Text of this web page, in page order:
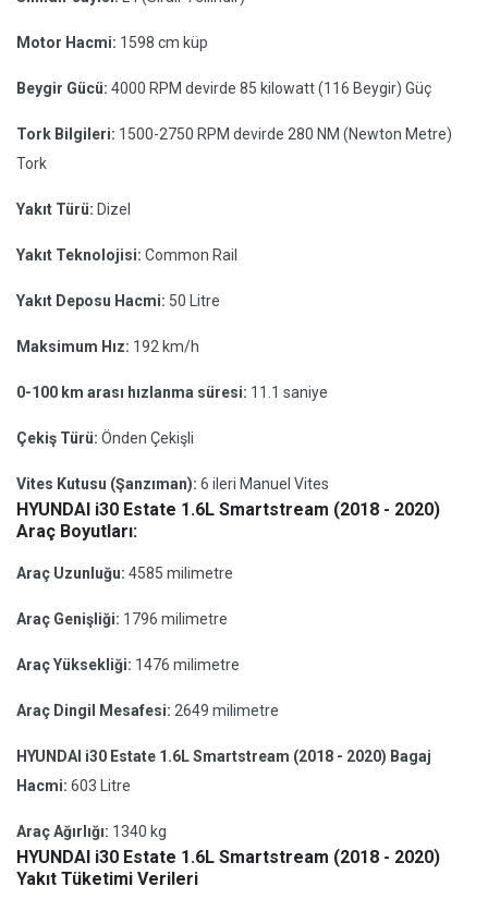
Motor Hacmi: 1598 cm küp
Beygir Gücü: 4000 RPM devirde 85 kilowatt (116 Beygir) Güç
Tork Bilgileri: 1500-2750 RPM devirde 280 NM (Newton Metre)
Tork
Yakıt Türü: Dizel
Yakıt Teknolojisi: Common Rail
Yakıt Deposu Hacmi: 50 Litre
Maksimum Hız: 192 km/h
0-100 km arası hızlanma süresi: 11.1 saniye
Çekiş Türü: Önden Çekişli
Vites Kutusu (Şanzıman): 6 ileri Manuel Vites
HYUNDAI i30 Estate 1.6L Smartstream (2018 - 2020)
Araç Boyutları:
Araç Uzunluğu: 4585 milimetre
Araç Genişliği: 1796 milimetre
Araç Yüksekliği: 1476 milimetre
Araç Dingil Mesafesi: 2649 milimetre
HYUNDAI i30 Estate 1.6L Smartstream (2018 - 2020) Bagaj
Hacmi: 603 Litre
Araç Ağırlığı: 1340 kg
HYUNDAI i30 Estate 1.6L Smartstream (2018 - 2020)
Yakıt Tüketimi Verileri